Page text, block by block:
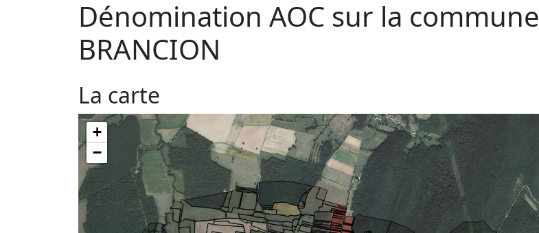
Dénomination AOC sur la commune
BRANCION
La carte
+
−